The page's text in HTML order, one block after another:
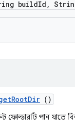
buildId ,
RootDir ()
ফোল্ডারটি পান যাতে